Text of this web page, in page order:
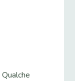
Qualche